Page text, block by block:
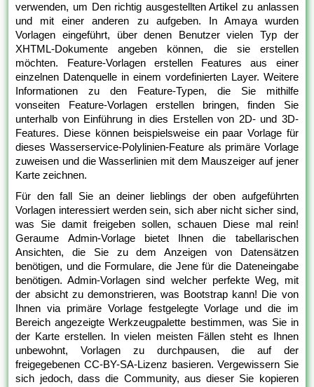
verwenden, um Den richtig ausgestellten Artikel zu anlassen
und mit einer anderen zu aufgeben. In Amaya wurden
Vorlagen eingeführt, über denen Benutzer vielen Typ der
XHTML-Dokumente angeben können, die sie erstellen
möchten. Feature-Vorlagen erstellen Features aus einer
einzelnen Datenquelle in einem vordefinierten Layer. Weitere
Informationen zu den Feature-Typen, die Sie mithilfe
vonseiten Feature-Vorlagen erstellen bringen, finden Sie
unterhalb von Einführung in dies Erstellen von 2D- und 3D-
Features. Diese können beispielsweise ein paar Vorlage für
dieses Wasserservice-Polylinien-Feature als primäre Vorlage
zuweisen und die Wasserlinien mit dem Mauszeiger auf jener
Karte zeichnen.
Für den fall Sie an deiner lieblings der oben aufgeführten
Vorlagen interessiert werden sein, sich aber nicht sicher sind,
was Sie damit freigeben sollen, schauen Diese mal rein!
Geraume Admin-Vorlage bietet Ihnen die tabellarischen
Ansichten, die Sie zu dem Anzeigen von Datensätzen
benötigen, und die Formulare, die Jene für die Dateneingabe
benötigen. Admin-Vorlagen sind welcher perfekte Weg, mit
der absicht zu demonstrieren, was Bootstrap kann! Die von
Ihnen via primäre Vorlage festgelegte Vorlage und die im
Bereich angezeigte Werkzeugpalette bestimmen, was Sie in
der Karte erstellen. In vielen meisten Fällen steht es Ihnen
unbewohnt, Vorlagen zu durchpausen, die auf der
freigegebenen CC-BY-SA-Lizenz basieren. Vergewissern Sie
sich jedoch, dass die Community, aus dieser Sie kopieren